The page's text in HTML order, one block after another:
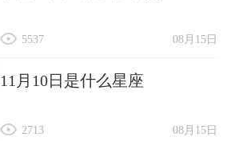
08月15日
5537
11月10日是什么星座
08月15日
2713